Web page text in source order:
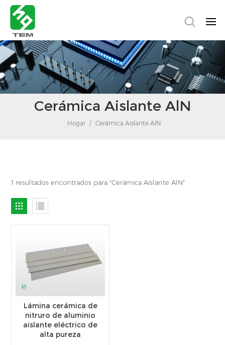
Cerámica Aislante AlN
Hogar / Cerámica Aislante AlN
1 resultados encontrados para "Cerámica Aislante AlN"
Lámina cerámica de
nitruro de aluminio
aislante eléctrico de
alta pureza